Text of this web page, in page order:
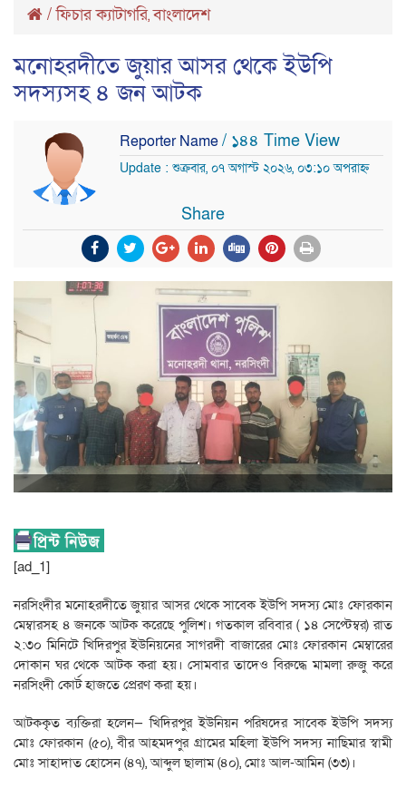
/ফিচার ক্যাটাগরি,বাংলাদেশ
মনোহরদীতে জুয়ার আসর থেকে ইউপি
সদস্যসহ ৪ জন আটক
Reporter Name/ ১৪৪ Time View
Update : শুক্রবার, ০৭ অগাস্ট ২০২৬, ০৩:১০ অপরাহ্ন
Share
[ad_1]
নরসিংদীর মনোহরদীতে জুয়ার আসর থেকে সাবেক ইউপি সদস্য মোঃ ফোরকান
মেম্বারসহ ৪ জনকে আটক করেছে পুলিশ। গতকাল রবিবার ( ১৪ সেপ্টেম্বর) রাত
২:৩০ মিনিটে খিদিরপুর ইউনিয়নের সাগরদী বাজারের মোঃ ফোরকান মেম্বারের
দোকান ঘর থেকে আটক করা হয়। সোমবার তাদেও বিরুদ্ধে মামলা রুজু করে
নরসিংদী কোর্ট হাজতে প্রেরণ করা হয়।
আটককৃত ব্যক্তিরা হলেন— খিদিরপুর ইউনিয়ন পরিষদের সাবেক ইউপি সদস্য
মোঃ ফোরকান (৫০), বীর আহমদপুর গ্রামের মহিলা ইউপি সদস্য নাছিমার স্বামী
মোঃ সাহাদাত হোসেন (৪৭), আব্দুল ছালাম (৪০), মোঃ আল-আমিন (৩৩)।